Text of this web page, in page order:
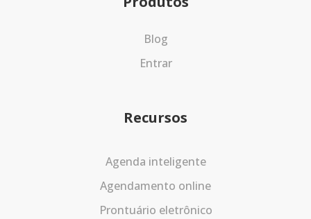
Blog
Entrar
Recursos
Agenda inteligente
Agendamento online
Prontuário eletrônico